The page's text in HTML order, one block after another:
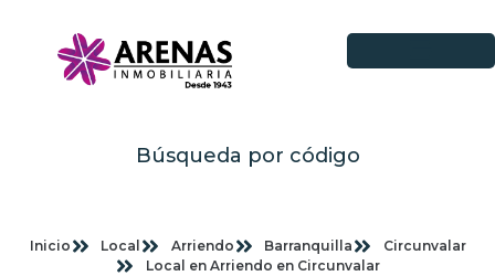
Búsqueda por código
Inicio Local Arriendo Barranquilla
Circunvalar
Local en Arriendo en Circunvalar